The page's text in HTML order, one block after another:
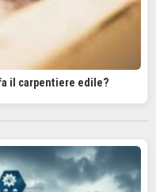
il carpentiere edile?